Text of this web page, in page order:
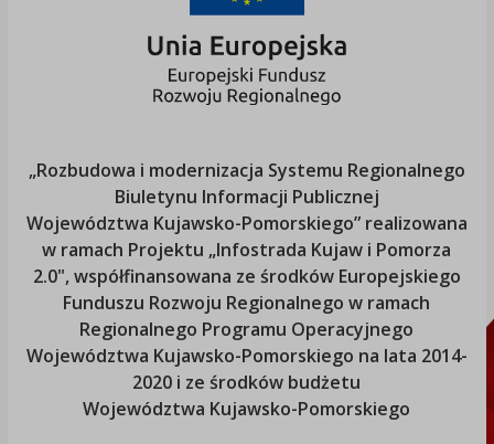
„Rozbudowa i modernizacja Systemu Regionalnego
Biuletynu Informacji Publicznej
Województwa Kujawsko-Pomorskiego” realizowana
w ramach Projektu „Infostrada Kujaw i Pomorza
2.0", współfinansowana ze środków Europejskiego
Funduszu Rozwoju Regionalnego w ramach
Regionalnego Programu Operacyjnego
Województwa Kujawsko-Pomorskiego na lata 2014-
2020 i ze środków budżetu
Województwa Kujawsko-Pomorskiego